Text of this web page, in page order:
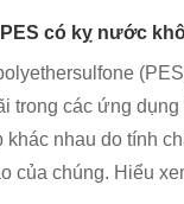
có kỵ nước
trong các ứng dụng
khác nhau do tính
của chúng. Hiểu